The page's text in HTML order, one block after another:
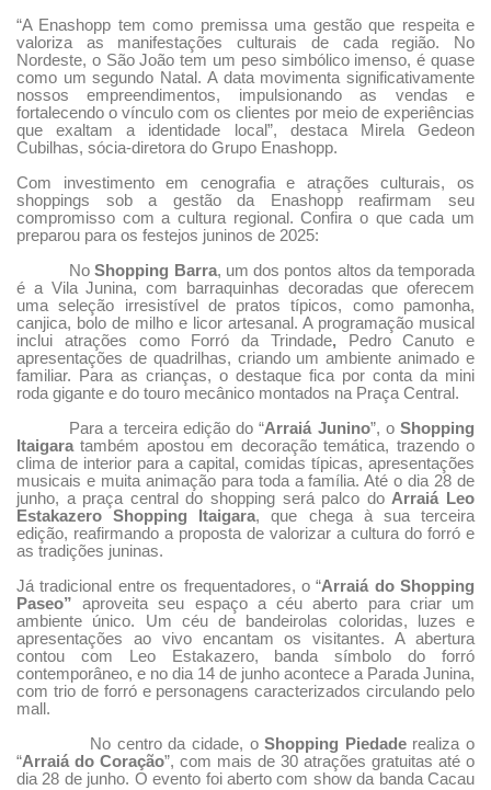
“A Enashopp tem como premissa uma gestão que respeita e
valoriza as manifestações culturais de cada região. No
Nordeste, o São João tem um peso simbólico imenso, é quase
como um segundo Natal. A data movimenta significativamente
nossos empreendimentos, impulsionando as vendas e
fortalecendo o vínculo com os clientes por meio de experiências
que exaltam a identidade local”, destaca Mirela Gedeon
Cubilhas, sócia-diretora do Grupo Enashopp.
Com investimento em cenografia e atrações culturais, os
shoppings sob a gestão da Enashopp reafirmam seu
compromisso com a cultura regional. Confira o que cada um
preparou para os festejos juninos de 2025:
NoShopping Barra, um dos pontos altos da temporada
é a Vila Junina, com barraquinhas decoradas que oferecem
uma seleção irresistível de pratos típicos, como pamonha,
canjica, bolo de milho e licor artesanal. A programação musical
inclui atrações como
Forró da Trindade, Pedro Canuto e
apresentações de quadrilhas, criando um ambiente animado e
familiar. Para as crianças, o destaque fica por conta da mini
roda gigante e do touro mecânico montados na Praça Central.
Para a terceira edição do “Arraiá Junino”, o Shopping
Itaigara também apostou em decoração temática, trazendo o
clima de interior para a capital, comidas típicas, apresentações
musicais e muita animação para toda a família. Até o dia 28 de
junho, a praça central do shopping será palco do Arraiá Leo
Estakazero Shopping Itaigara, que chega à sua terceira
edição, reafirmando a proposta de valorizar a cultura do forró e
as tradições juninas.
Já tradicional entre os frequentadores, o “Arraiá do Shopping
Paseo”aproveita seu espaço a céu aberto para criar um
ambiente único. Um céu de bandeirolas coloridas, luzes e
apresentações ao vivo encantam os visitantes. A abertura
contou com Leo Estakazero, banda símbolo do forró
contemporâneo, e no dia 14 de junho acontece a Parada Junina,
com trio de forró e personagens caracterizados circulando pelo
mall.
No centro da cidade, oShopping Piedaderealiza o
“Arraiá do Coração”, com mais de 30 atrações gratuitas até o
dia 28 de junho. O evento foi aberto com show da banda Cacau